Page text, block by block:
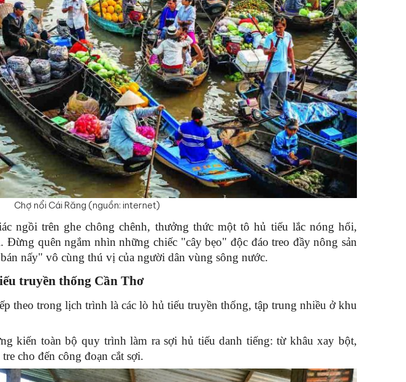
Chợ nổi Cái Răng (nguồn: internet)
ngồi trên ghe chông chênh, thưởng thức một tô hủ tiếu lắc nóng hổi,
quên ngắm nhìn những chiếc "cây bẹo" độc đáo treo đầy nông sản
nấy" vô cùng thú vị của người dân vùng sông nước.
truyền thống Cần Thơ
theo trong lịch trình là các lò hủ tiếu truyền thống, tập trung nhiều ở khu
kiến toàn bộ quy trình làm ra sợi hủ tiếu danh tiếng: từ khâu xay bột,
cho đến công đoạn cắt sợi.